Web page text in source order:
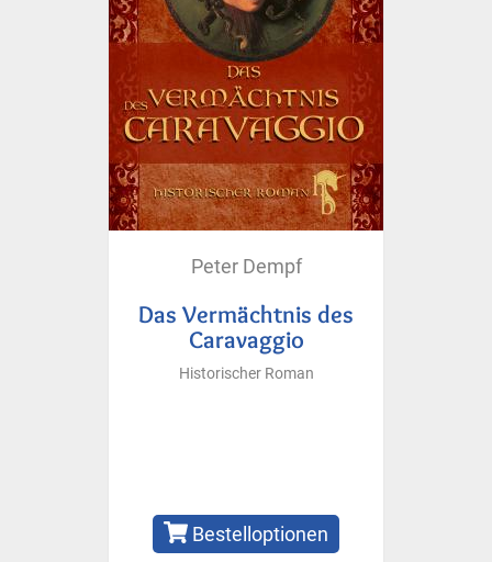
Peter Dempf
Das Vermächtnis des
Caravaggio
Historischer Roman
Bestelloptionen